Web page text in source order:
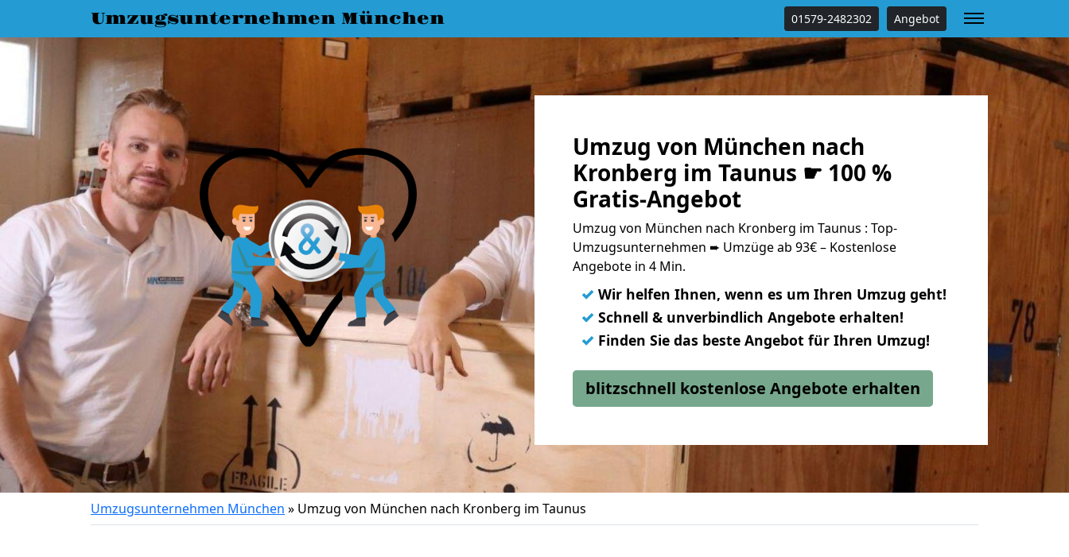
Umzugsunternehmen München 01579-2482302 Angebot
Umzug von München nach
Kronberg im Taunus ☛ 100 %
Gratis-Angebot
Umzug von München nach Kronberg im Taunus : Top-
Umzugsunternehmen ➨ Umzüge ab 93€ – Kostenlose
Angebote in 4 Min.
✓ Wir helfen Ihnen, wenn es um Ihren Umzug geht!
✓ Schnell & unverbindlich Angebote erhalten!
✓ Finden Sie das beste Angebot für Ihren Umzug!
blitzschnell kostenlose Angebote erhalten
Umzugsunternehmen München » Umzug von München nach Kronberg im Taunus